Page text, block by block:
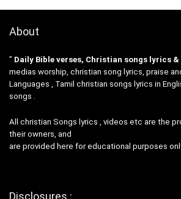
About
” Daily Bible verses, Christian songs lyrics &
medias worship, christian song lyrics, praise
Languages , Tamil christian songs lyrics in
songs .
All christian Songs lyrics , videos etc are the
their owners, and
are provided here for educational purposes